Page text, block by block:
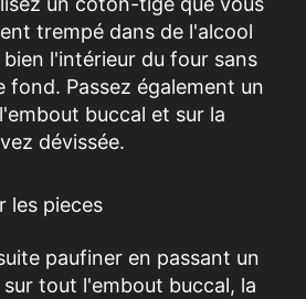
trempé dans de l'alcool
l'intérieur du four sans
Passez également un
buccal et sur la
dévissée.
paufiner en passant un
tout l'embout buccal, la